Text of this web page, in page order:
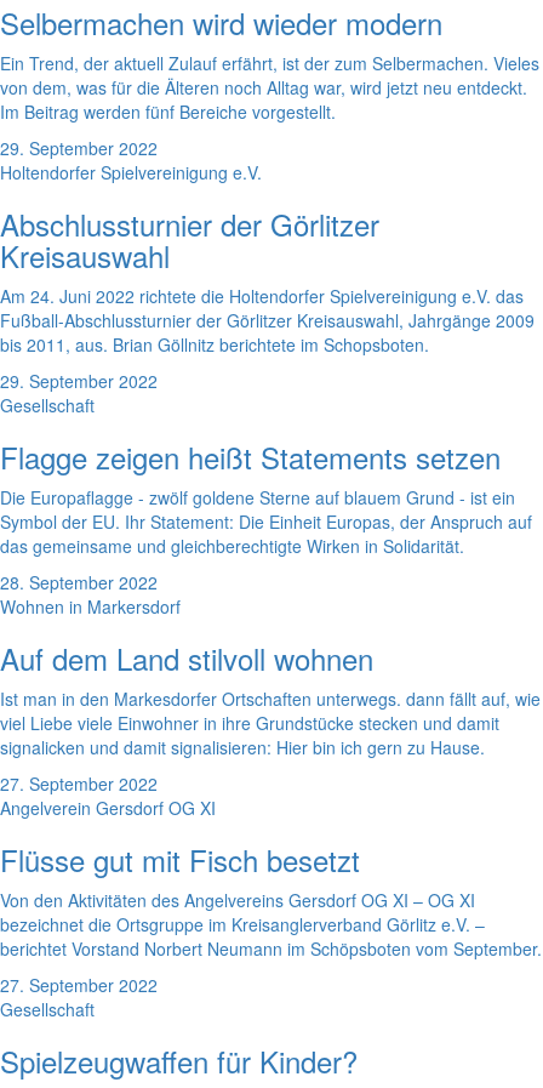
Selbermachen wird wieder modern
Ein Trend, der aktuell Zulauf erfährt, ist der zum Selbermachen. Vieles
von dem, was für die Älteren noch Alltag war, wird jetzt neu entdeckt.
Im Beitrag werden fünf Bereiche vorgestellt.
29. September 2022
Holtendorfer Spielvereinigung e.V.
Abschlussturnier der Görlitzer
Kreisauswahl
Am 24. Juni 2022 richtete die Holtendorfer Spielvereinigung e.V. das
Fußball-Abschlussturnier der Görlitzer Kreisauswahl, Jahrgänge 2009
bis 2011, aus. Brian Göllnitz berichtete im Schopsboten.
29. September 2022
Gesellschaft
Flagge zeigen heißt Statements setzen
Die Europaflagge - zwölf goldene Sterne auf blauem Grund - ist ein
Symbol der EU. Ihr Statement: Die Einheit Europas, der Anspruch auf
das gemeinsame und gleichberechtigte Wirken in Solidarität.
28. September 2022
Wohnen in Markersdorf
Auf dem Land stilvoll wohnen
Ist man in den Markesdorfer Ortschaften unterwegs. dann fällt auf, wie
viel Liebe viele Einwohner in ihre Grundstücke stecken und damit
signalicken und damit signalisieren: Hier bin ich gern zu Hause.
27. September 2022
Angelverein Gersdorf OG XI
Flüsse gut mit Fisch besetzt
Von den Aktivitäten des Angelvereins Gersdorf OG XI – OG XI
bezeichnet die Ortsgruppe im Kreisanglerverband Görlitz e.V. –
berichtet Vorstand Norbert Neumann im Schöpsboten vom September.
27. September 2022
Gesellschaft
Spielzeugwaffen für Kinder?